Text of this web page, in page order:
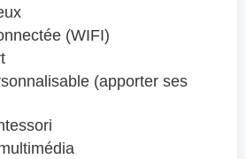
(WIFI)
(apporter ses